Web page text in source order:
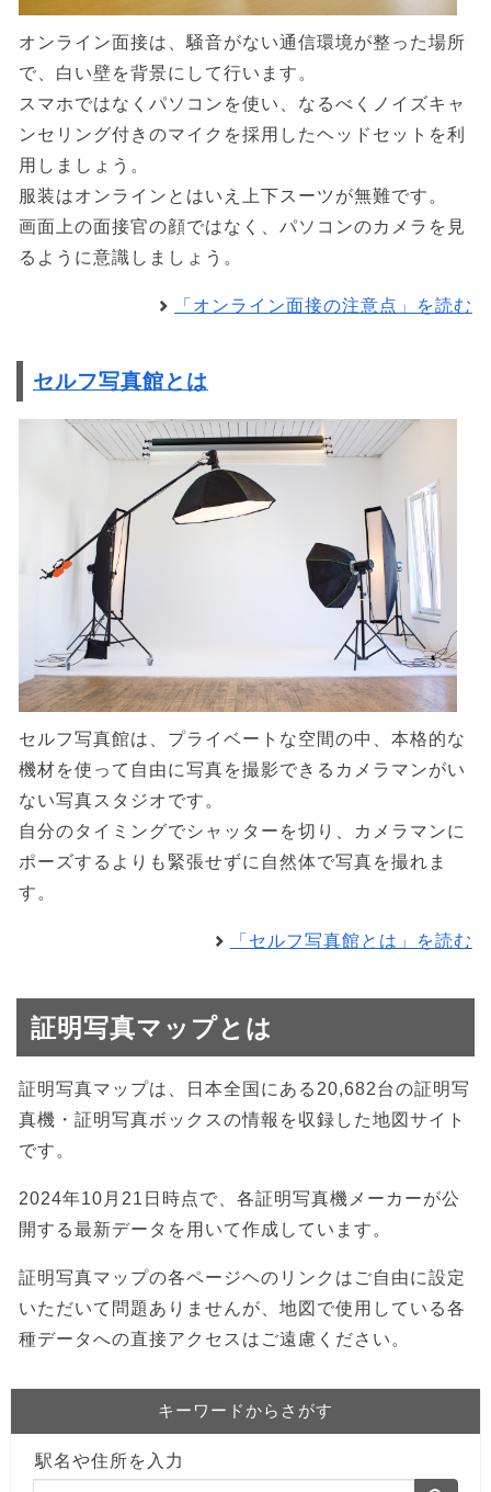
オンライン面接は、騒音がない通信環境が整った場所
で、白い壁を背景にして行います。
スマホではなくパソコンを使い、なるべくノイズキャ
ンセリング付きのマイクを採用したヘッドセットを利
用しましょう。
服装はオンラインとはいえ上下スーツが無難です。
画面上の面接官の顔ではなく、パソコンのカメラを見
るように意識しましょう。
「オンライン面接の注意点」を読む
セルフ写真館とは
セルフ写真館は、プライベートな空間の中、本格的な
機材を使って自由に写真を撮影できるカメラマンがい
ない写真スタジオです。
自分のタイミングでシャッターを切り、カメラマンに
ポーズするよりも緊張せずに自然体で写真を撮れま
す。
「セルフ写真館とは」を読む
証明写真マップとは
証明写真マップは、日本全国にある20,682台の証明写
真機・証明写真ボックスの情報を収録した地図サイト
です。
2024年10月21日時点で、各証明写真機メーカーが公
開する最新データを用いて作成しています。
証明写真マップの各ページヘのリンクはご自由に設定
いただいて問題ありませんが、地図で使用している各
種データへの直接アクセスはご遠慮ください。
キーワードからさがす
駅名や住所を入力